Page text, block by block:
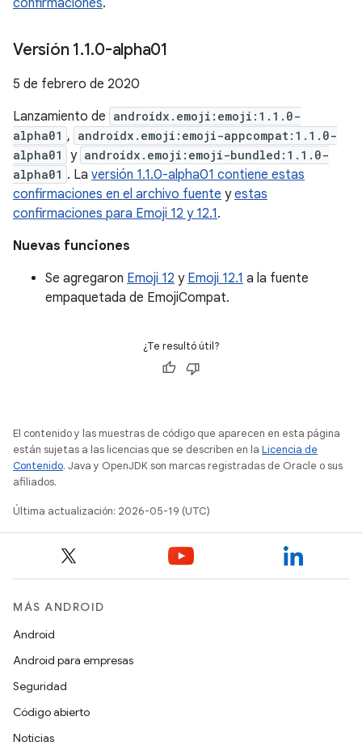
confirmaciones.
Versión 1.1.0-alpha01
5 de febrero de 2020
Lanzamiento de androidx.emoji:emoji:1.1.0-
alpha01 , androidx.emoji:emoji-appcompat:1.1.0-
alpha01
y androidx.emoji:emoji-bundled:1.1.0-
alpha01 . La versión 1.1.0-alpha01 contiene estas
confirmaciones en el archivo fuente yestas
confirmaciones para Emoji 12 y 12.1.
Nuevas funciones
Se agregaron Emoji 12 y Emoji 12.1 a la fuente
empaquetada de EmojiCompat.
¿Te resultó útil?
El contenido y las muestras de código que aparecen en esta página
están sujetas a las licencias que se describen en la Licencia de
Contenido. Java y OpenJDK son marcas registradas de Oracle o sus
afiliados.
Última actualización: 2026-05-19 (UTC)
MÁS ANDROID
Android
Android para empresas
Seguridad
Código abierto
Noticias